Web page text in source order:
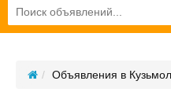
Объявления в